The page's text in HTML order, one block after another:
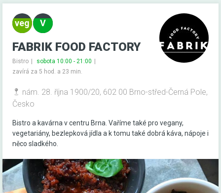
FABRIK FOOD FACTORY
Bistro
sobota 10:00 - 21:00
zavírá za 5 hod. a 23 min.
nám. 28. října 1900/20, 602 00 Brno-střed-Černá Pole,
Česko
Bistro a kavárna v centru Brna. Vaříme také pro vegany,
vegetariány, bezlepková jídla a k tomu také dobrá káva, nápoje i
něco sladkého.